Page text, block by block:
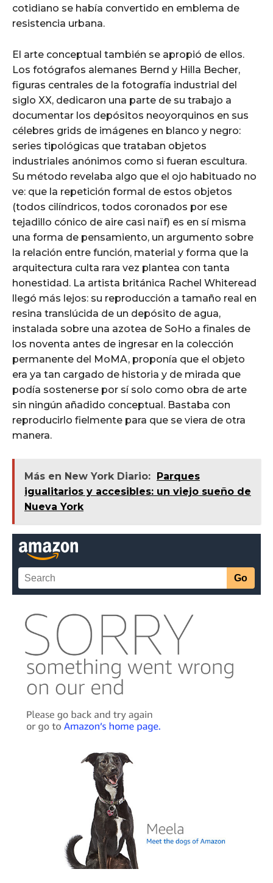
cotidiano se había convertido en emblema de
resistencia urbana.
El arte conceptual también se apropió de ellos.
Los fotógrafos alemanes Bernd y Hilla Becher,
figuras centrales de la fotografía industrial del
siglo XX, dedicaron una parte de su trabajo a
documentar los depósitos neoyorquinos en sus
célebres grids de imágenes en blanco y negro:
series tipológicas que trataban objetos
industriales anónimos como si fueran escultura.
Su método revelaba algo que el ojo habituado no
ve: que la repetición formal de estos objetos
(todos cilíndricos, todos coronados por ese
tejadillo cónico de aire casi naïf) es en sí misma
una forma de pensamiento, un argumento sobre
la relación entre función, material y forma que la
arquitectura culta rara vez plantea con tanta
honestidad. La artista británica Rachel Whiteread
llegó más lejos: su reproducción a tamaño real en
resina translúcida de un depósito de agua,
instalada sobre una azotea de SoHo a finales de
los noventa antes de ingresar en la colección
permanente del MoMA, proponía que el objeto
era ya tan cargado de historia y de mirada que
podía sostenerse por sí solo como obra de arte
sin ningún añadido conceptual. Bastaba con
reproducirlo fielmente para que se viera de otra
manera.
Más en New York Diario: Parques
igualitarios y accesibles: un viejo sueño de
Nueva York